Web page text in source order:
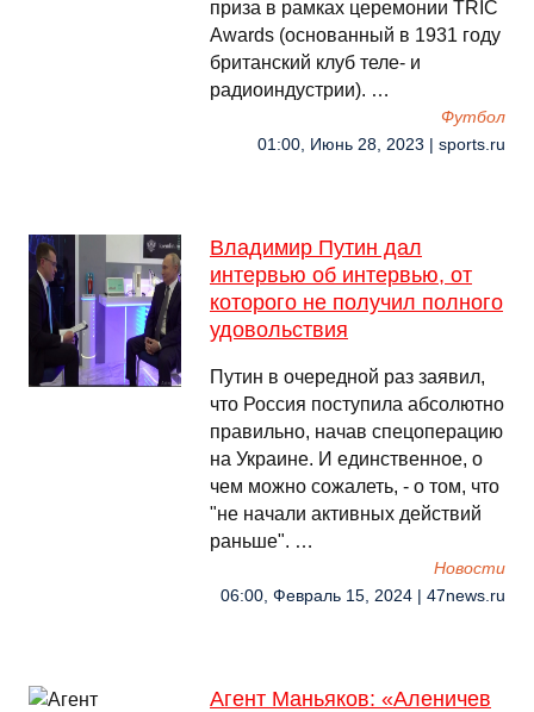
приза в рамках церемонии TRIC
Awards (основанный в 1931 году
британский клуб теле- и
радиоиндустрии). …
Футбол
01:00, Июнь 28, 2023 | sports.ru
Владимир Путин дал
интервью об интервью, от
которого не получил полного
удовольствия
Путин в очередной раз заявил,
что Россия поступила абсолютно
правильно, начав спецоперацию
на Украине. И единственное, о
чем можно сожалеть, - о том, что
"не начали активных действий
раньше". …
Новости
06:00, Февраль 15, 2024 | 47news.ru
Агент Маньяков: «Аленичев